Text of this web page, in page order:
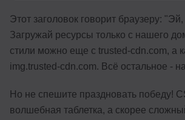
Этот заголовок говорит браузеру:
Загружай ресурсы только с нашего
стили можно еще с trusted-cdn.com, а
img.trusted-cdn.com. Всё остальное -
Но не спешите праздновать победу!
волшебная таблетка, а скорее